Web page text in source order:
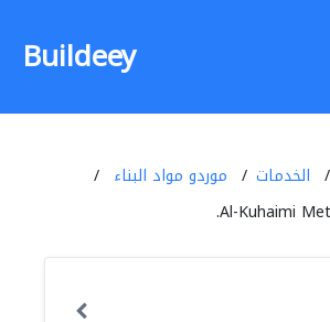
Buildeey
الخدمات
موردو مواد البناء
Al-Kuhaimi